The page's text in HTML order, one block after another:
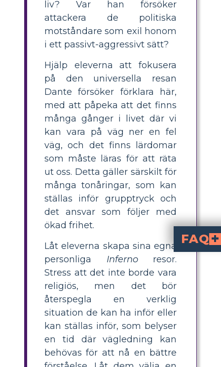
liv? Var han försöker
attackera de politiska
motståndare som exil honom
i ett passivt-aggressivt sätt?
Hjälp eleverna att fokusera
på den universella resan
Dante försöker förklara här,
med att påpeka att det finns
många gånger i livet där vi
kan vara på väg ner en fel
väg, och det finns lärdomar
som måste läras för att räta
ut oss. Detta gäller särskilt för
många tonåringar, som kan
ställas inför grupptryck och
det ansvar som följer med
ökad frihet.
Låt eleverna skapa sina egna
personliga Infernoresor.
Stress att det inte borde vara
religiös, men det bör
återspegla en verklig
situation de kan ha inför eller
kan ställas inför, som belyser
en tid där vägledning kan
behövas för att nå en bättre
FAQ